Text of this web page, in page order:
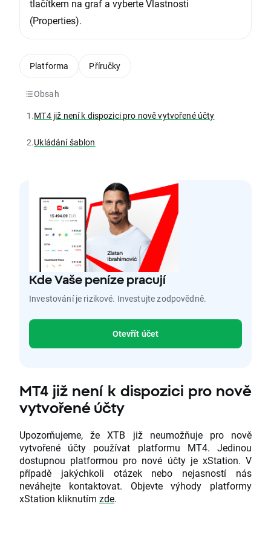
tlačítkem na graf a vyberte Vlastnosti
(Properties).
Obsah
1.MT4 již není k dispozici pro nově vytvořené účty
2.Ukládání šablon
Kde Vaše peníze pracují
Investování je rizikové. Investujte zodpovědně.
Otevřít účet
MT4 již není k dispozici pro nově
vytvořené účty
Upozorňujeme, že XTB již neumožňuje pro nově
vytvořené účty používat platformu MT4. Jedinou
dostupnou platformou pro nové účty je xStation. V
případě jakýchkoli otázek nebo nejasností nás
neváhejte kontaktovat. Objevte výhody platformy
xStation kliknutím zde.
Platforma Příručky